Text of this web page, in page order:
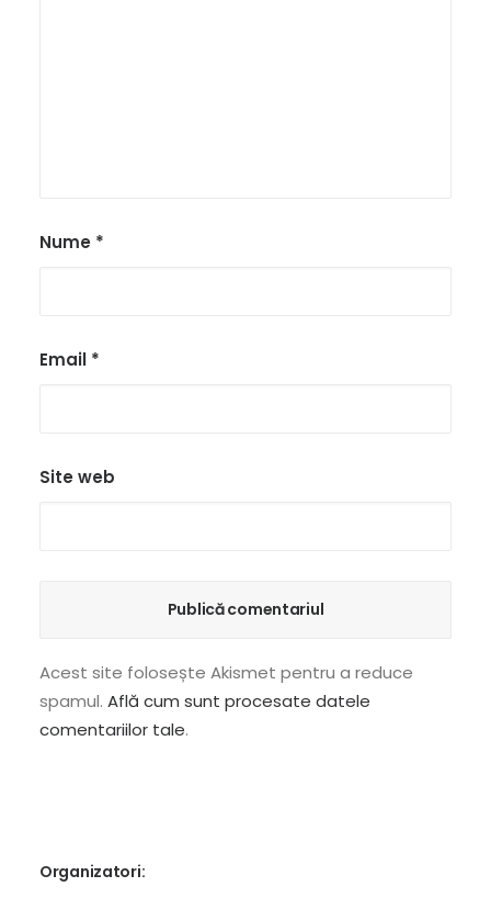
Nume *
Email *
Site web
Acest site folosește Akismet pentru a reduce
spamul. Află cum sunt procesate datele
comentariilor tale.
Organizatori: